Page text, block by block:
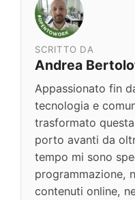
SCRITTO DA
Andrea
Appassionato fin
tecnologia e
trasformato
porto avanti da
tempo mi sono
programmazione,
contenuti online,